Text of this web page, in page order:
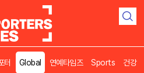
검
터 Global 연예타임즈 Sports 건강
, 5위 쟁탈전 '0.7%p' 혈투